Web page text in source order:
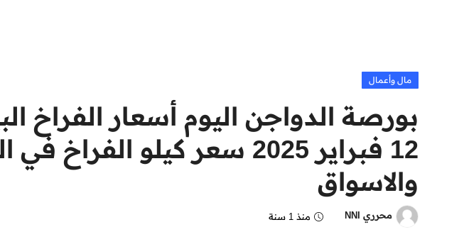
منوعات
مال وأعمال
بورصة الدواجن اليوم أسعار الفراخ
12 فبراير 2025 سعر كيلو الفراخ
والاسواق
محرري NNI منذ 1 سنة